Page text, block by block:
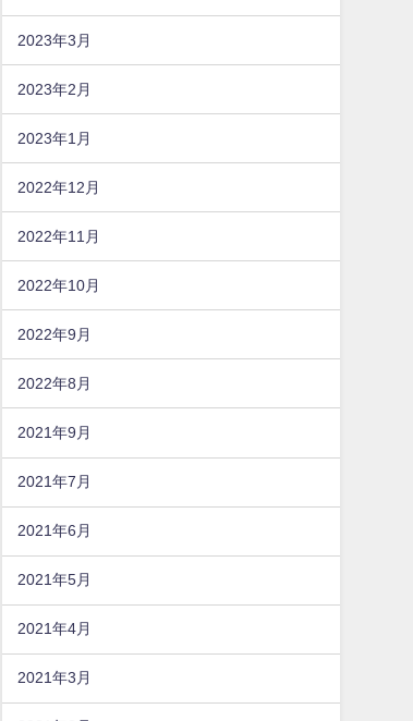
2023年3月
2023年2月
2023年1月
2022年12月
2022年11月
2022年10月
2022年9月
2022年8月
2021年9月
2021年7月
2021年6月
2021年5月
2021年4月
2021年3月